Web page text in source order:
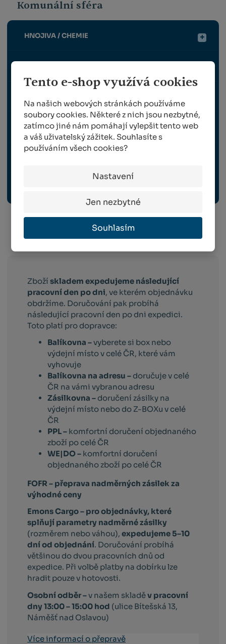
Tento e-shop využívá cookies
Na našich webových stránkách používáme
soubory cookies. Některé z nich jsou nezbytné,
zatímco jiné nám pomáhají vylepšit tento web
a váš uživatelský zážitek. Souhlasíte s
používáním všech cookies?
Nastavení
Jen nezbytné
Souhlasím
Komunální sféra
HNOJIVA / CHEMIE
TRAVNÍ OSIVO
Info o přepravě:
Zbožískladem expedujeme následující
pracovní den po dni, ve kterém objednávku
obdržíme. Doručování pak probíhá
následující pracovní den po dni expedici.
Toto platí pro dopravce:
Balíkovna –vyberete si box nebo
výdejní místo v celé ČR, které vám
vyhovuje
Balíkovna na adresu – doručuje v celé
ČR na vámi vybranou adresu
Zásilkovna – doručení zásilky na
výdejní místo nebo do Z-BOXu v celé
ČR
PPL – komfortní doručení objednaného
zboží po celé ČR
WE|DO – komfortní doručení
objednaného zboží po celé ČR
FOFR – přeprava nadměrných zásilek za
výhodné ceny
Emons Cargo – pro objednávky, které
splňují parametry nadměrné zásilky
(rozměrem nebo váhou),expedujeme 5–10
dní od objednání. Doručování probíhá
většinou do dvou pracovních dnů od
expedice. Při volbě platby na dobírku lze
hradit pouze v hotovosti.
Osobní odběr –v našem skladěv pracovní
dny 13:00 – 15:00 hod (ulice Bítešská 13,
Náměšť nad Oslavou)
Více informací o přepravě